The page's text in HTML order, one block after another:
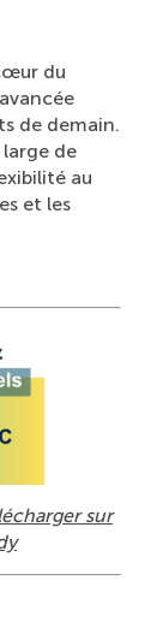
du
de demain.
de
au
et les
sur